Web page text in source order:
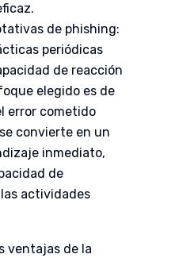
de phishing:
periódicas
de reacción
elegido es de
error cometido
convierte en un
inmediato,
de
actividades
ventajas de la